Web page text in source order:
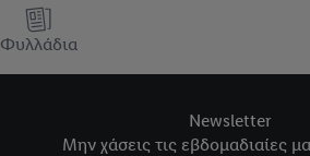
Φυλλάδια
Newsletter
Μην χάσεις τις εβδομαδιαίες